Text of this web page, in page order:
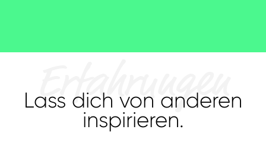
Erfahrungen
Lass dich von anderen
inspirieren.